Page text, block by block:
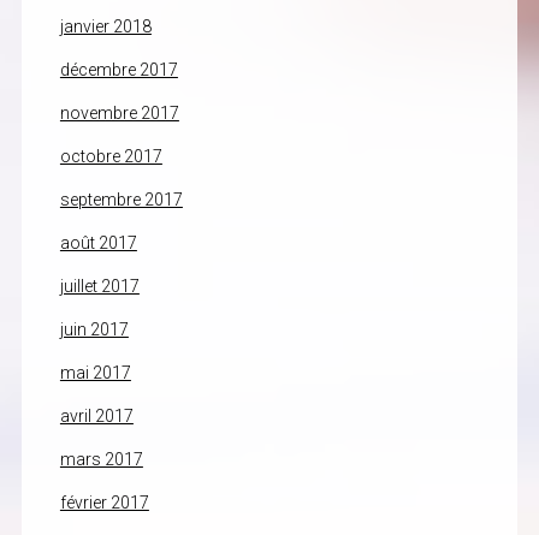
janvier 2018
décembre 2017
novembre 2017
octobre 2017
septembre 2017
août 2017
juillet 2017
juin 2017
mai 2017
avril 2017
mars 2017
février 2017